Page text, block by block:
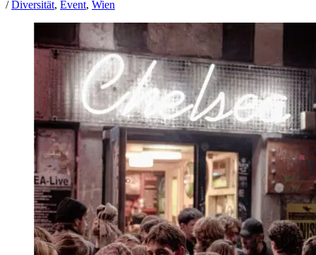
/Diversität, Event, Wien